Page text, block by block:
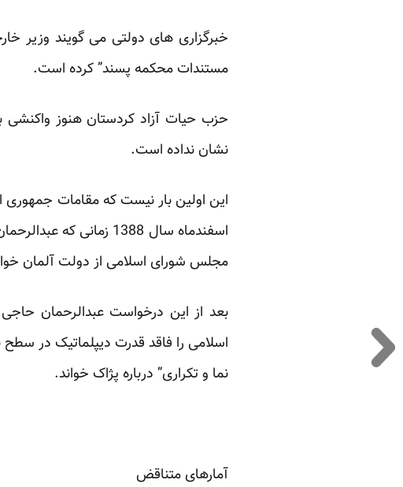
خبرگزاری های دولتی می گویند وزیر
مستندات محکمه پسند”کرده است.
حزب حیات آزاد کردستان هنوز واکنشی
نشان نداده است.
این اولین بار نیست که مقامات جمهوری
اسفندماه سال 1388
مجلس شورای اسلامی از دولت آلمان
بعد از این درخواست عبدالرحمان
اسلامی را فاقد قدرت دیپلماتیک در سطح
نما و تکراری” درباره پژاک خواند.
آمارهای متناقض